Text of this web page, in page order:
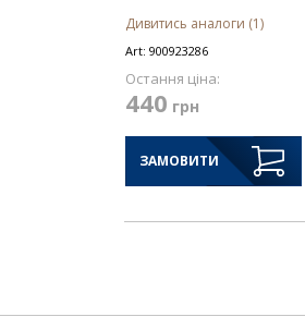
Дивитись аналоги (1)
Art: 900923286
Остання ціна:
440 грн
ЗАМОВИТИ